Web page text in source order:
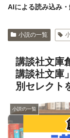
AIによる読み込み・
小説の一覧
講談社文庫
講談社文庫
別セレクト
小説の一覧